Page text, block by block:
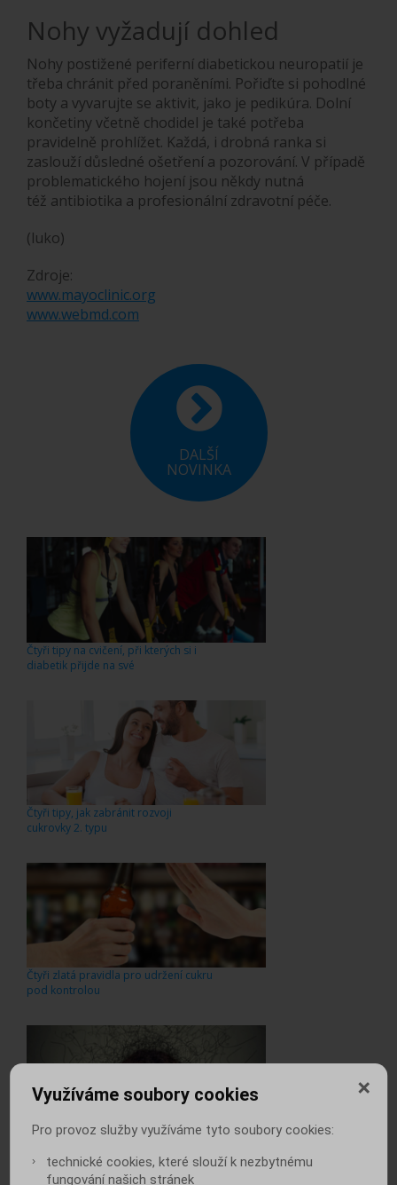
Nohy vyžadují dohled
Nohy postižené periferní diabetickou neuropatií je
třeba chránit před poraněními. Pořiďte si pohodlné
boty a vyvarujte se aktivit, jako je pedikúra. Dolní
končetiny včetně chodidel je také potřeba
pravidelně prohlížet. Každá, i drobná ranka si
zaslouží důsledné ošetření a pozorování. V případě
problematického hojení jsou někdy nutná
též antibiotika a profesionální zdravotní péče.
(luko)
Zdroje:
www.mayoclinic.org
www.webmd.com
DALŠÍ
NOVINKA
Čtyři tipy na cvičení, při kterých si i
diabetik přijde na své
Čtyři tipy, jak zabránit rozvoji
cukrovky 2. typu
Čtyři zlatá pravidla pro udržení cukru
pod kontrolou
Cukr náladu nespraví. Diabetičky
potřebují pohodu a pohyb
Využíváme soubory cookies
Pro provoz služby využíváme tyto soubory cookies:
technické cookies, které slouží k nezbytnému
fungování našich stránek